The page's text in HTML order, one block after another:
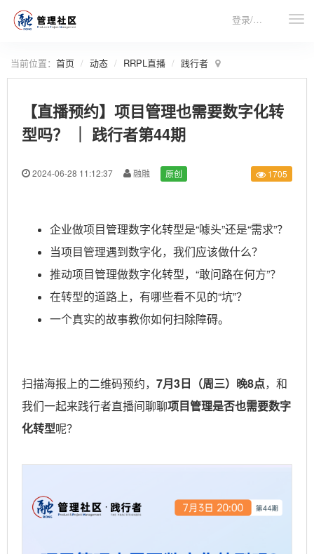
登录/注册
当前位置： 首页 动态 RRPL直播 践行者
【直播预约】项目管理也需要数字化转
型吗？ ｜ 践行者第44期
2024-06-28 11:12:37 融融 原创 1705
企业做项目管理数字化转型是“噱头”还是“需求”？
当项目管理遇到数字化，我们应该做什么？
推动项目管理做数字化转型，“敢问路在何方”？
在转型的道路上，有哪些看不见的“坑”？
一个真实的故事教你如何扫除障碍。
扫描海报上的二维码预约， 7月3日（周三）晚8点，和
我们一起来践行者直播间聊聊项目管理是否也需要数字
化转型呢？